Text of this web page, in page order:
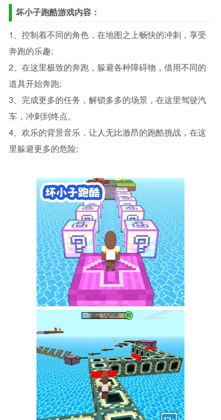
坏小子跑酷游戏内容：
1、控制着不同的角色，在地图之上畅快的冲刺，享受
奔跑的乐趣;
2、在这里极致的奔跑，躲避各种障碍物，借用不同的
道具开始奔跑;
3、完成更多的任务，解锁多多的场景，在这里驾驶汽
车，冲刺到终点。
4、欢乐的背景音乐，让人无比激昂的跑酷挑战，在这
里躲避更多的危险;